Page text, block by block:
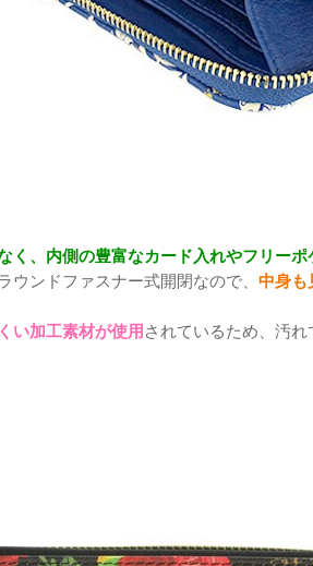
く、内側の豊富なカード入れやフリー
ウンドファスナー式開閉なので、 中身も
い加工素材が使用されているため、汚れ